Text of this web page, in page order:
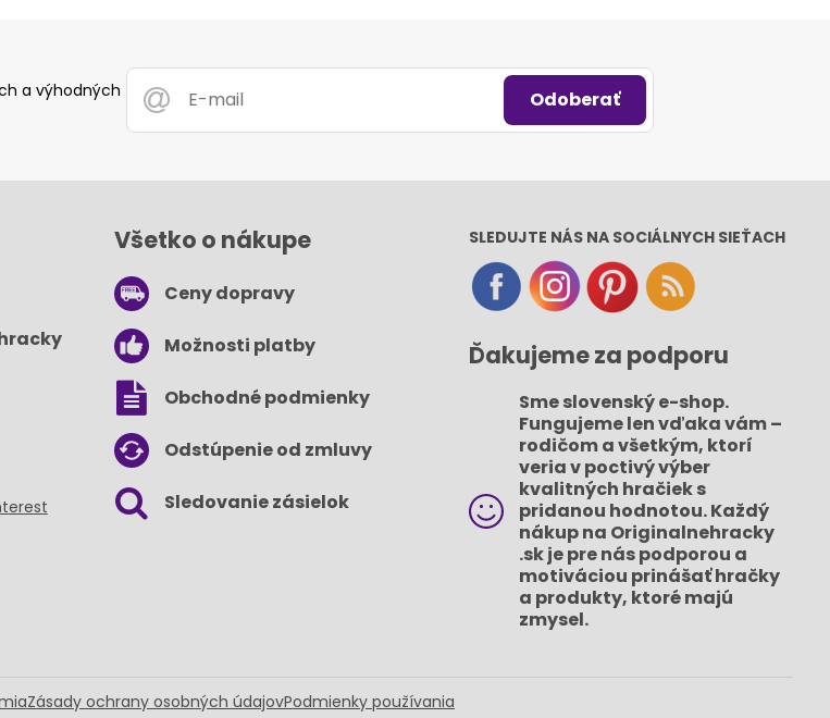
Odoberať
a výhodných
Všetko o nákupe
Ceny dopravy
Možnosti platby
Obchodné podmienky
Odstúpenie od zmluvy
Sledovanie zásielok
SLEDUJTE NÁS NA SOCIÁLNYCH SIEŤACH
Ďakujeme za podporu
Sme slovenský e-shop​.
Fungujeme len vďaka vám –
rodičom a všetkým, ktorí
veria v poctivý výber
kvalitných hračiek s
pridanou hodnotou​. Každý
nákup na Originalnehracky​
.sk je pre nás podporou a
motiváciou prinášať hračky
a produkty, ktoré majú
zmysel​.
Zásady ochrany osobných údajovPodmienky používania